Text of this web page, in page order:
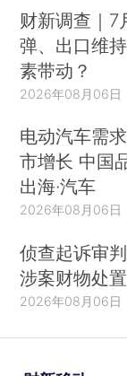
财新调查｜7
弹、出口维
素带动？
2026年08月06日
电动汽车需
市增长 中国
出海·汽车
2026年08月06日
侦查起诉审
涉案财物处
2026年08月06日